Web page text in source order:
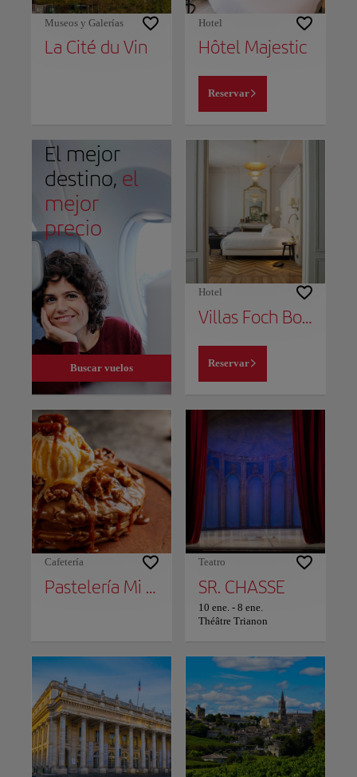
Museos y Galerías
La Cité du Vin
Hotel
Hôtel Majestic
Reservar
El mejor
destino, el
mejor
precio
Buscar vuelos
Hotel
Villas Foch Boutique Hotel & Spa Bordeaux
Reservar
Cafetería
Pastelería Mi Cielo
Teatro
SR. CHASSE
10 ene. - 8 ene.
Théâtre Trianon